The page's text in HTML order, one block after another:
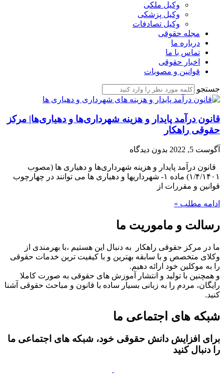
وکیل ملکی
وکیل پزشکی
وکیل تصادفات
مجله حقوقی
درباره ما
تماس با ما
اخبار حقوقی
قوانین و مصوبات
جستجو
قانون درآمد پایدار و هزینه شهرداری‌ها و دهیاری‌ها| مرکز
حقوقی راهکار
آگوست 5, 2022 بدون دیدگاه
قانون درآمد پایدار و هزینه شهرداری‌ها و دهیاری ها (مصوب
۱/۴/۱۴۰۱) ماده ۱- شهرداریها و دهیاری ها می توانند در چهارچوب
قوانین و مقررات از
ادامه مطلب »
رسالت و ماموریت ما
ما در مرکز حقوقی راهکار به دنبال این هستیم ،با بهرمندی از
وکلای متخصص و با سابقه بهترین و با کیفیت ترین خدمات حقوقی
را به موکلین خود ارائه دهیم.
و همچنین با تولید و انتشار آموزش های حقوقی به صورت کاملا
رایگان، مردم را به زبانی بسیار ساده با قانون و مباحث حقوقی آشنا
کنید.
شبکه های اجتماعی ما
برای افزایش دانش حقوقی خود، شبکه های اجتماعی ما
را دنبال کنید